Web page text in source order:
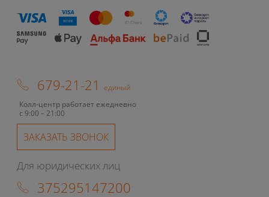
679-21-21
единый
Колл-центр работает ежедневно
с 9:00 – 21:00
ЗАКАЗАТЬ ЗВОНОК
Для юридических лиц
375295147200